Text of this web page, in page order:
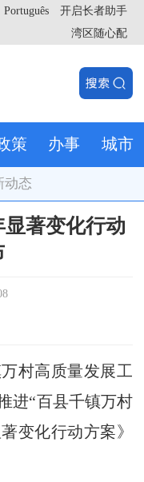
开启长者助手
Português
湾区随心配
策 办事 城市
动态
著变化行动
村高质量发展工
进“百县千镇万村
变化行动方案》